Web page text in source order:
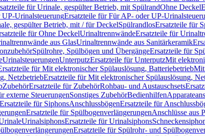
für Urinale, gespülter Betrieb, mit SpülrandOhne Deckel
UrinalsteuerungErsatzteile für Für AP- oder UP-
gespülter Betrieb, mit / für DeckelSpülrandlosErsatzteile für
für Ohne DeckelUrinaltrennwändeErsatzteile für
aus GlasUrinaltrennwände aus Sanitärkeramik
Spülrohre, Spülbögen und ÜbergängeErsatzteile für
UrinalsteuerungenUnterputzErsatzteile für UnterputzMit
für Mit elektronischer Spülauslösung, BatteriebetriebMit
NetzbetriebErsatzteile für Mit elektronischer Spülauslösung,
ZubehörErsatzteile für ZubehörRohbau- und Austauschsets
externe SteuerungenSonstiges ZubehörBedienhilfen
Ersatzteile für SiphonsAnschlussbögenErsatzteile für
Ersatzteile für SpülbogenverlängerungenAnschlüsse aus
UrinalsiphonsErsatzteile für Urinalsiphons
Ersatzteile für Spülrohr- und